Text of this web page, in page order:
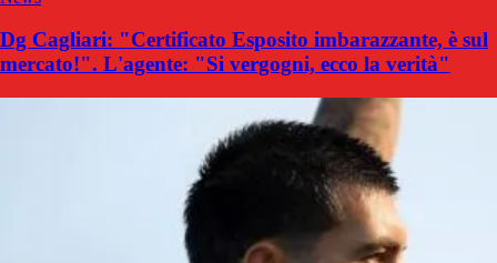
Dg Cagliari: "Certificato Esposito imbarazzante, è sul
mercato!". L'agente: "Si vergogni, ecco la verità"